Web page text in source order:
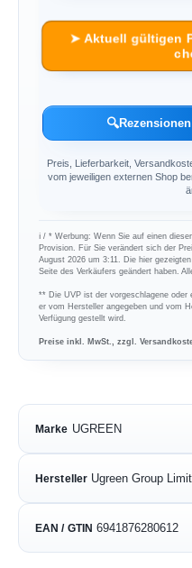
➤ Aktuell gültigen
🔍
Preis, Lieferbarkeit,
vom jeweiligen externen Shop
ℹ︎ / * Werbung: Wenn Sie auf einen
Provision. Für Sie verändert sich der
August 2026 um 3:11. Die hier
Seite des Verkäufers geändert haben.
** Die UVP ist der vorgeschlagene oder
er vom Hersteller angegeben und vom
Verfügung gestellt wird.
Preise inkl. MwSt., zzgl.
Marke UGREEN
Hersteller Ugreen Group
EAN / GTIN 6941876280612